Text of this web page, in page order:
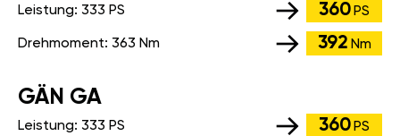
Leistung: 333 PS 360 PS
Drehmoment: 363 Nm 392 Nm
GÄN GA
Leistung: 333 PS 360 PS